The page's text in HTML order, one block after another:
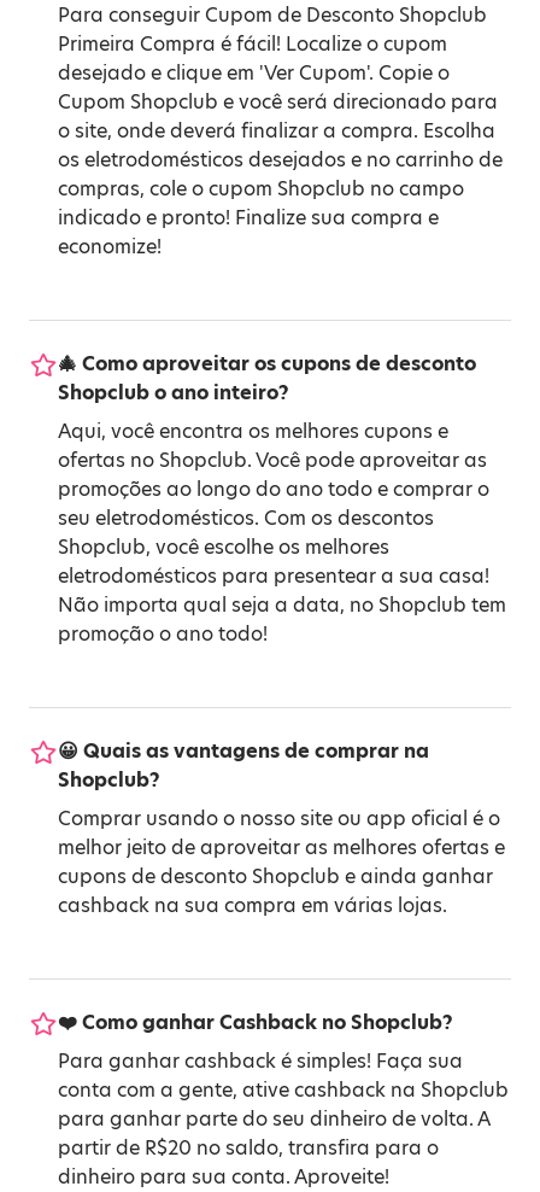
Para conseguir Cupom de Desconto Shopclub
Primeira Compra é fácil! Localize o cupom
desejado e clique em 'Ver Cupom'. Copie o
Cupom Shopclub e você será direcionado para
o site, onde deverá finalizar a compra. Escolha
os eletrodomésticos desejados e no carrinho de
compras, cole o cupom Shopclub no campo
indicado e pronto! Finalize sua compra e
economize!
🎄 Como aproveitar os cupons de desconto
Shopclub o ano inteiro?
Aqui, você encontra os melhores cupons e
ofertas no Shopclub. Você pode aproveitar as
promoções ao longo do ano todo e comprar o
seu eletrodomésticos. Com os descontos
Shopclub, você escolhe os melhores
eletrodomésticos para presentear a sua casa!
Não importa qual seja a data, no Shopclub tem
promoção o ano todo!
😀 Quais as vantagens de comprar na
Shopclub?
Comprar usando o nosso site ou app oficial é o
melhor jeito de aproveitar as melhores ofertas e
cupons de desconto Shopclub e ainda ganhar
cashback na sua compra em várias lojas.
❤️ Como ganhar Cashback no Shopclub?
Para ganhar cashback é simples! Faça sua
conta com a gente, ative cashback na Shopclub
para ganhar parte do seu dinheiro de volta. A
partir de R$20 no saldo, transfira para o
dinheiro para sua conta. Aproveite!